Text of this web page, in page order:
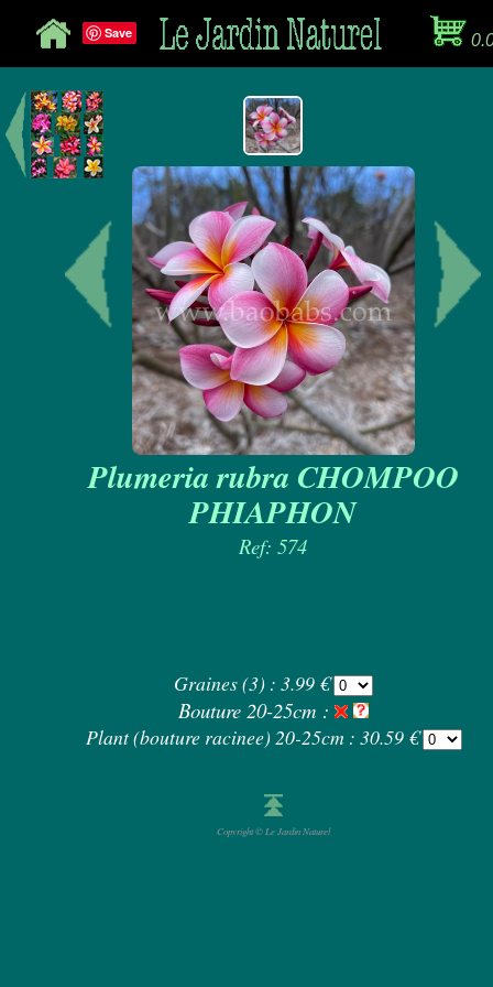
Save
Plumeria rubra CHOMPOO
PHIAPHON
Ref: 574
Graines (3) : 3.99 €
Bouture 20-25cm :
Plant (bouture racinee) 20-25cm : 30.59 €
Copyright © Le Jardin Naturel